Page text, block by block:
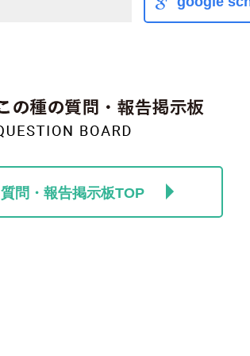
質問・報告掲示板TOP